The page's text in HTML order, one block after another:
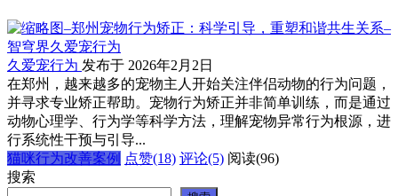
久爱宠行为 发布于 2026年2月2日
在郑州，越来越多的宠物主人开始关注伴侣动物的行为问题，
并寻求专业矫正帮助。宠物行为矫正并非简单训练，而是通过
动物心理学、行为学等科学方法，理解宠物异常行为根源，进
行系统性干预与引导...
猫咪行为改善案例 点赞(18) 评论(5) 阅读(96)
搜索